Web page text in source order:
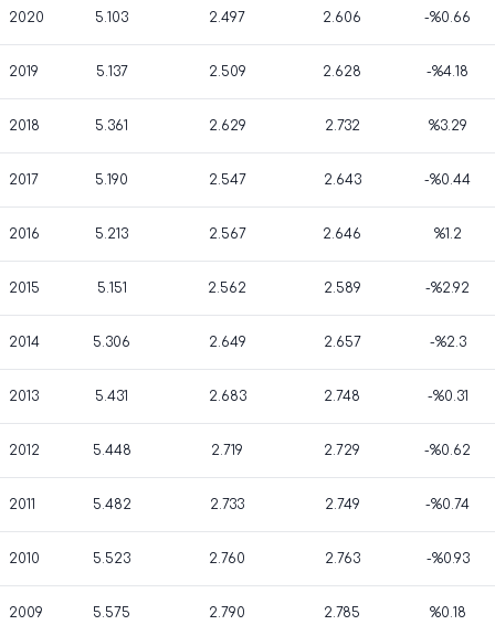
2020 5.103 2.497 2.606 -%0.66
2019 5.137 2.509 2.628 -%4.18
2018 5.361 2.629 2.732 %3.29
2017 5.190 2.547 2.643 -%0.44
2016 5.213 2.567 2.646 %1.2
2015 5.151 2.562 2.589 -%2.92
2014 5.306 2.649 2.657 -%2.3
2013 5.431 2.683 2.748 -%0.31
2012 5.448 2.719 2.729 -%0.62
2011 5.482 2.733 2.749 -%0.74
2010 5.523 2.760 2.763 -%0.93
2009 5.575 2.790 2.785 %0.18